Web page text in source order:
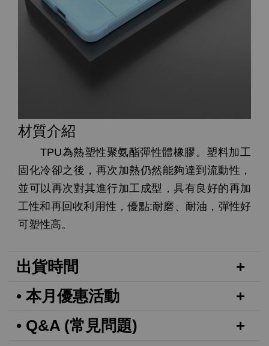
材質介紹
TPU為熱塑性聚氨酯彈性體橡膠。塑料加工
固化冷卻之後，再次加熱仍然能夠達到流動性，
並可以再次對其進行加工成型，具有良好的再加
工性和再回收利用性，優點:耐磨、耐油，彈性好
可塑性高。
出貨時間
• 本月優惠活動
• Q&A (常見問題)